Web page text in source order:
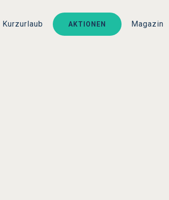
Kurzurlaub AKTIONEN Magazin